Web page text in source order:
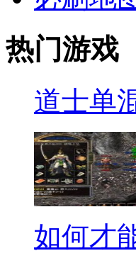
热门游戏
道士单
如何才